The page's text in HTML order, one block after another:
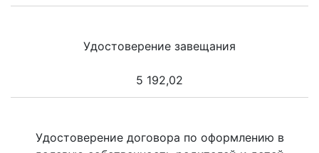
Удостоверение завещания
5 192,02
Удостоверение договора по оформлению в